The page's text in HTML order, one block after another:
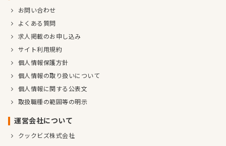
お問い合わせ
よくある質問
求人掲載のお申し込み
サイト利用規約
個人情報保護方針
個人情報の取り扱いについて
個人情報に関する公表文
取扱職種の範囲等の明示
運営会社について
クックビズ株式会社